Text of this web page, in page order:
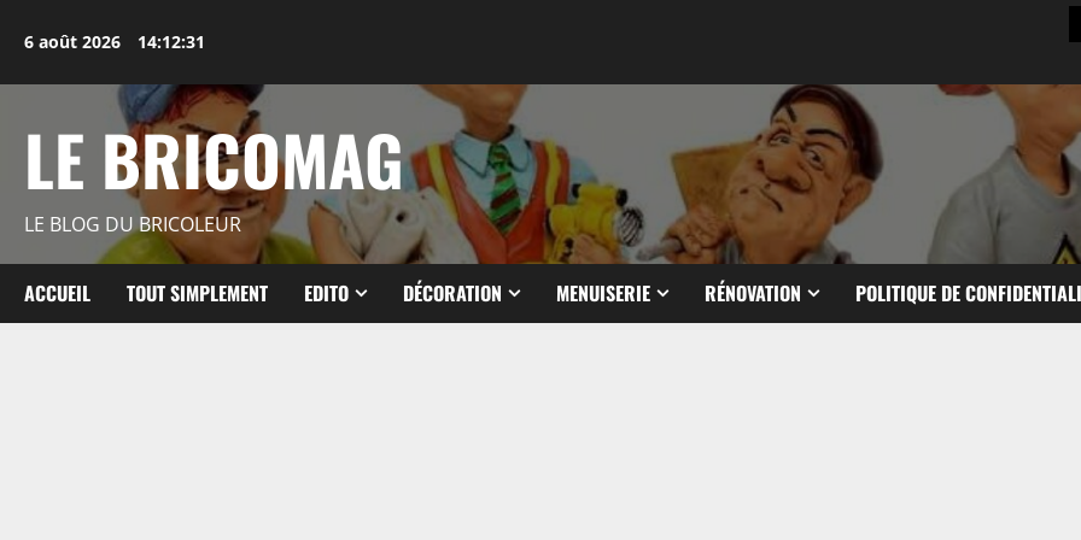
6 août 2026 14:12:32
LE BRICOMAG
LE BLOG DU BRICOLEUR
ACCUEIL TOUT SIMPLEMENT EDITO DÉCORATION MENUISERIE RÉNOVATION POLITIQUE DE